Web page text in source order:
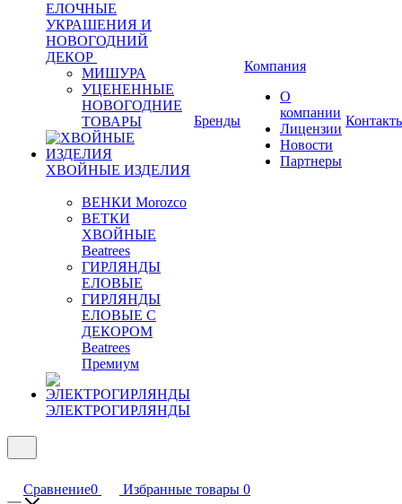
ЕЛОЧНЫЕ
УКРАШЕНИЯ И
НОВОГОДНИЙ
ДЕКОР
МИШУРА
УЦЕНЕННЫЕ
НОВОГОДНИЕ
ТОВАРЫ
ХВОЙНЫЕ ИЗДЕЛИЯ
ВЕНКИ Morozco
ВЕТКИ
ХВОЙНЫЕ
Beatrees
ГИРЛЯНДЫ
ЕЛОВЫЕ
ГИРЛЯНДЫ
ЕЛОВЫЕ С
ДЕКОРОМ
Beatrees
Премиум
ЭЛЕКТРОГИРЛЯНДЫ
Бренды
Компания
О
компании
Лицензии
Новости
Партнеры
Сравнение0 Избранные товары 0